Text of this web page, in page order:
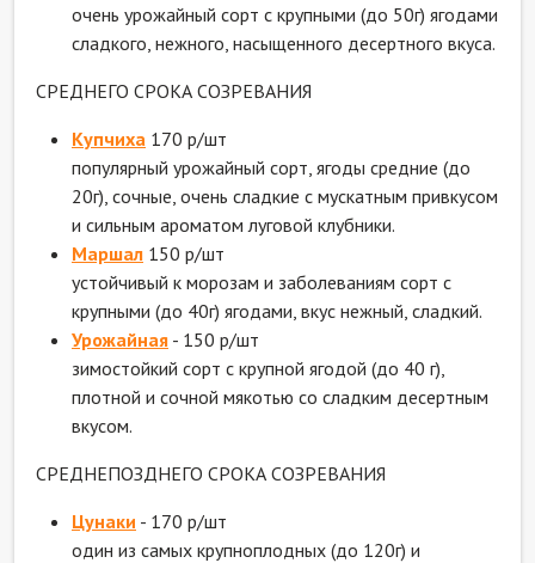
очень урожайный сорт с крупными (до 50г) ягодами
сладкого, нежного, насыщенного десертного вкуса.
СРЕДНЕГО СРОКА СОЗРЕВАНИЯ
Купчиха 170 р/шт
популярный урожайный сорт, ягоды средние (до
20г), сочные, очень сладкие с мускатным привкусом
и сильным ароматом луговой клубники.
Маршал 150 р/шт
устойчивый к морозам и заболеваниям сорт с
крупными (до 40г) ягодами, вкус нежный, сладкий.
Урожайная - 150 р/шт
зимостойкий сорт с крупной ягодой (до 40 г),
плотной и сочной мякотью со сладким десертным
вкусом.
СРЕДНЕПОЗДНЕГО СРОКА СОЗРЕВАНИЯ
Цунаки - 170 р/шт
один из самых крупноплодных (до 120г) и